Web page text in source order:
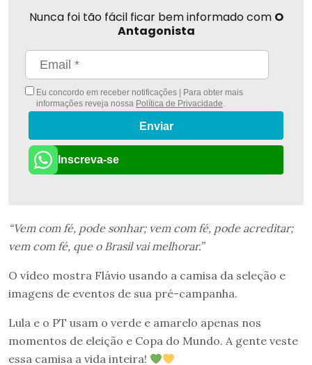
Nunca foi tão fácil ficar bem informado com O
Antagonista
Eu concordo em receber notificações | Para obter mais
informações reveja nossa Política de Privacidade.
Enviar
Inscreva-se
“Vem com fé, pode sonhar; vem com fé, pode acreditar;
vem com fé, que o Brasil vai melhorar.”
O vídeo mostra Flávio usando a camisa da seleção e
imagens de eventos de sua pré-campanha.
Lula e o PT usam o verde e amarelo apenas nos
momentos de eleição e Copa do Mundo. A gente veste
essa camisa a vida inteira!